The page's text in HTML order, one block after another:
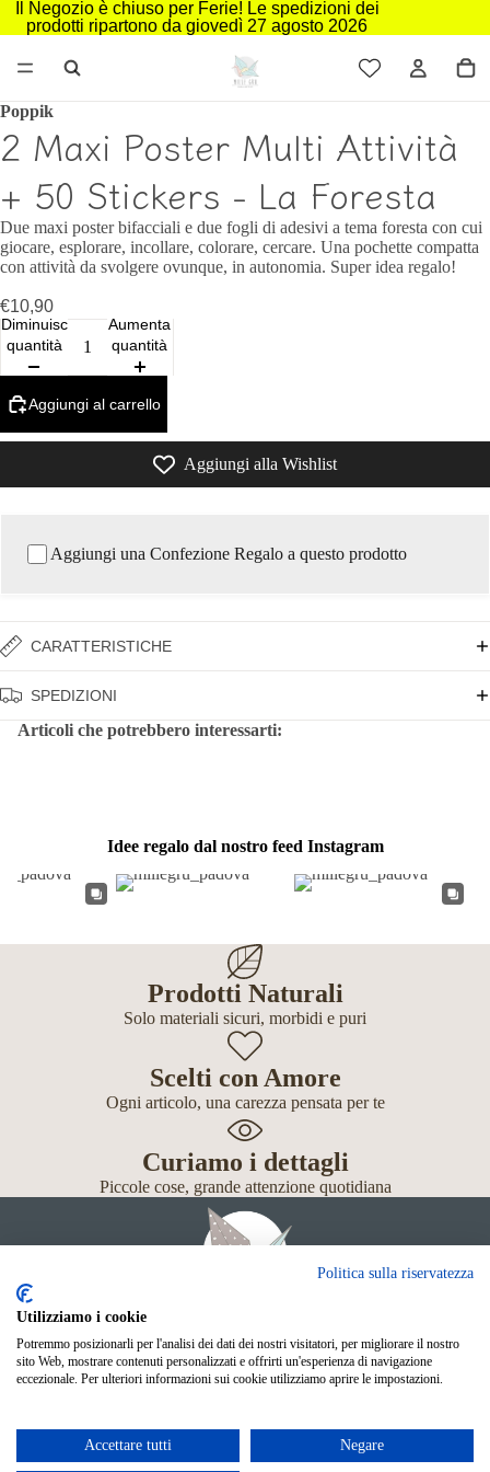
Il Negozio è chiuso per Ferie! Le spedizioni dei
prodotti ripartono da giovedì 27 agosto 2026
Poppik
2 Maxi Poster Multi Attività
+ 50 Stickers - La Foresta
Due maxi poster bifacciali e due fogli di adesivi a tema foresta con cui
giocare, esplorare, incollare, colorare, cercare. Una pochette compatta
con attività da svolgere ovunque, in autonomia. Super idea regalo!
€10,90
Diminuisci
quantità
Aumenta
quantità
Aggiungi al carrello
Aggiungi alla Wishlist
Aggiungi una Confezione Regalo a questo prodotto
CARATTERISTICHE
SPEDIZIONI
Articoli che potrebbero interessarti:
Idee regalo dal nostro feed Instagram
Prodotti Naturali
Solo materiali sicuri, morbidi e puri
Scelti con Amore
Ogni articolo, una carezza pensata per te
Curiamo i dettagli
Piccole cose, grande attenzione quotidiana
Giochi
Neonato
Shop Online
© Mille Gru di Sofia Calore. P.IVA 05033240283
Politica sulla riservatezza
Utilizziamo i cookie
Potremmo posizionarli per l'analisi dei dati dei nostri visitatori, per migliorare il nostro
sito Web, mostrare contenuti personalizzati e offrirti un'esperienza di navigazione
eccezionale. Per ulteriori informazioni sui cookie utilizziamo aprire le impostazioni.
Accettare tutti Negare